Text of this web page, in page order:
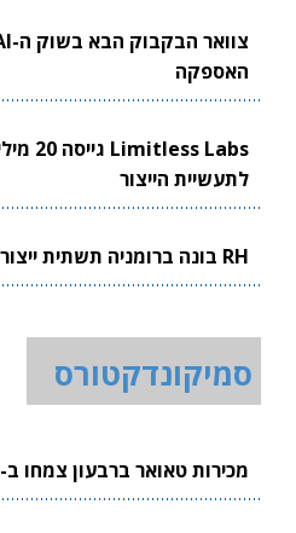
האספקה
לתעשיית הייצור
RH בונה ברומניה תשתית ייצור ביטחוני ישראלית
סמיקונדקטורס
מכירות טאואר ברבעון צמחו ב-24%